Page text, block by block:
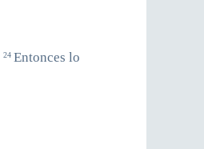
24 Entonces lo